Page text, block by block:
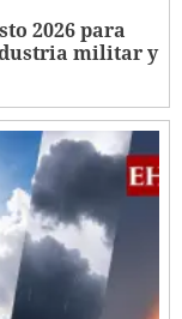
2026 para
militar y